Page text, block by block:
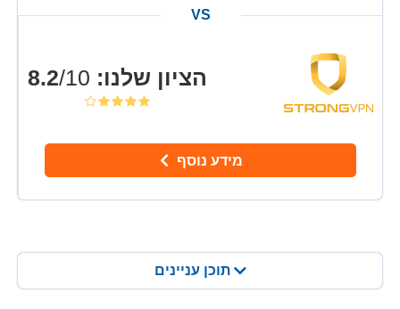
תוכן עניינים
הציון שלנו:
/10
מידע נוסף